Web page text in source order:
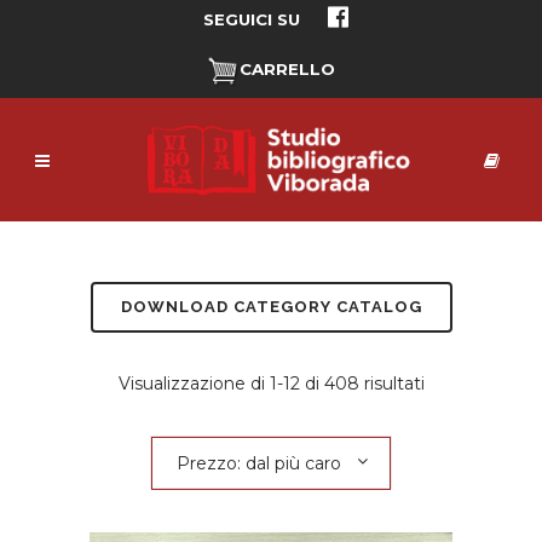
SEGUICI SU
CARRELLO
DOWNLOAD CATEGORY CATALOG
Visualizzazione di 1-12 di 408 risultatiPrezzo:
Prezzo: dal più caro